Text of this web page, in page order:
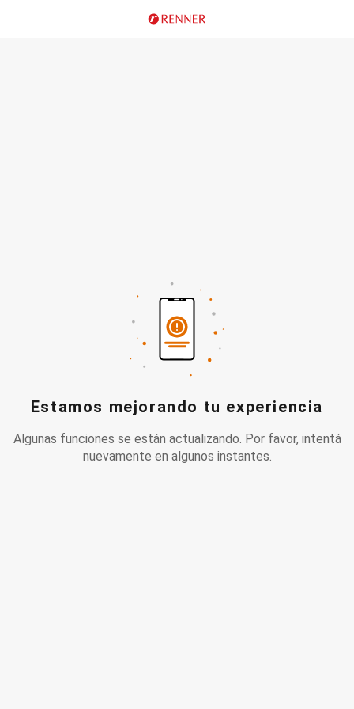
Estamos mejorando tu experiencia
Algunas funciones se están actualizando. Por favor, intentá
nuevamente en algunos instantes.